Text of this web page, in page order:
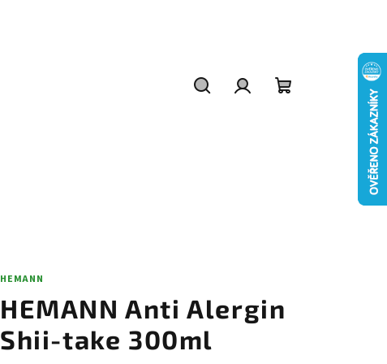
HEMANN
HEMANN Anti Alergin
Shii-take 300ml